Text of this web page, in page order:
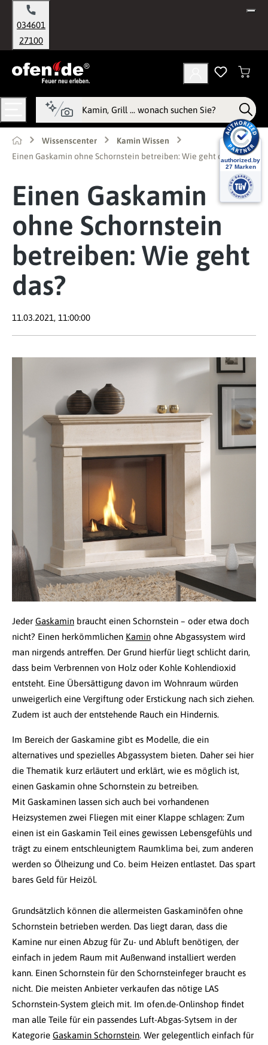
springen
034601
27100
Wissenscenter
Kamin Wissen
Einen Gaskamin ohne Schornstein betreiben: Wie geht das?
Einen Gaskamin
ohne Schornstein
betreiben: Wie geht
das?
11.03.2021, 11:00:00
Jeder Gaskamin braucht einen Schornstein – oder etwa doch
nicht? Einen herkömmlichen Kamin ohne Abgassystem wird
man nirgends antreffen. Der Grund hierfür liegt schlicht darin,
dass beim Verbrennen von Holz oder Kohle Kohlendioxid
entsteht. Eine Übersättigung davon im Wohnraum würden
unweigerlich eine Vergiftung oder Erstickung nach sich ziehen.
Zudem ist auch der entstehende Rauch ein Hindernis.
Im Bereich der Gaskamine gibt es Modelle, die ein
alternatives und spezielles Abgassystem bieten. Daher sei hier
die Thematik kurz erläutert und erklärt, wie es möglich ist,
einen Gaskamin ohne Schornstein zu betreiben.
Mit Gaskaminen lassen sich auch bei vorhandenen
Heizsystemen zwei Fliegen mit einer Klappe schlagen: Zum
einen ist ein Gaskamin Teil eines gewissen Lebensgefühls und
trägt zu einem entschleunigtem Raumklima bei, zum anderen
werden so Ölheizung und Co. beim Heizen entlastet. Das spart
bares Geld für Heizöl.
Grundsätzlich können die allermeisten Gaskaminöfen ohne
Schornstein betrieben werden. Das liegt daran, dass die
Kamine nur einen Abzug für Zu- und Abluft benötigen, der
einfach in jedem Raum mit Außenwand installiert werden
kann. Einen Schornstein für den Schornsteinfeger braucht es
nicht. Die meisten Anbieter verkaufen das nötige LAS
Schornstein-System gleich mit. Im ofen.de-Onlinshop findet
man alle Teile für ein passendes Luft-Abgas-Sytsem in der
Kategorie Gaskamin Schornstein. Wer gelegentlich einfach für